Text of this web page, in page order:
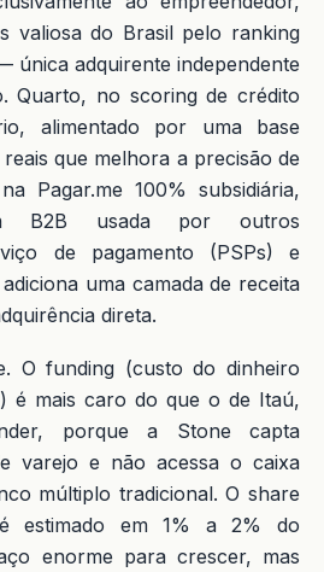
valiosa do Brasil pelo ranking
única adquirente independente
Quarto, no scoring de crédito
alimentado por uma base
que melhora a precisão de
Pagar.me 100% subsidiária,
B2B usada por outros
de pagamento (PSPs) e
uma camada de receita
direta.
O funding (custo do dinheiro
é mais caro do que o de Itaú,
porque a Stone capta
varejo e não acessa o caixa
múltiplo tradicional. O share
estimado em 1% a 2% do
enorme para crescer, mas